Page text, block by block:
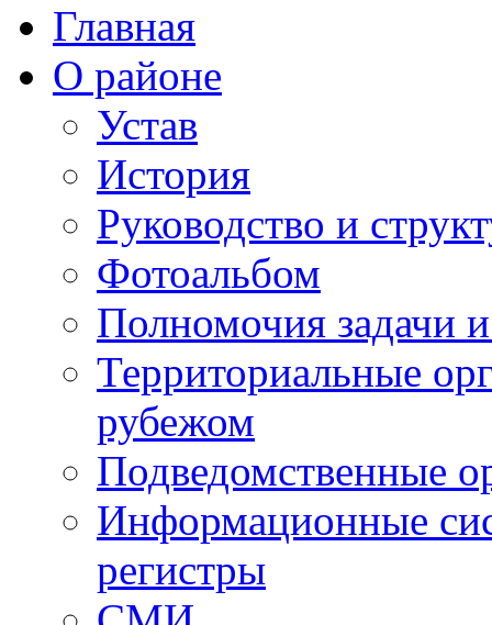
Главная
О районе
Устав
История
Руководство и
Фотоальбом
Полномочия задачи
Территориальные
рубежом
Подведомственные
Информационные
регистры